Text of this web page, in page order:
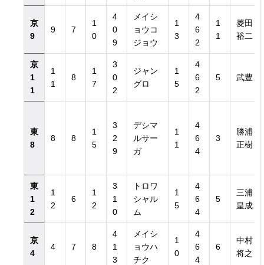
京
9
9 7
1
0
4
0
9
メイシ
ョウコ
ジョウ
1
3
4
6
2
1
1
菱田
裕二
京
1
1
1
1
8
1
7
3
0
2
ジャン
グロ
1
5
4
6
2
5 武豊
東
8
8 8
1
5
3
2
9
デシマ
ルサー
ガ
1
1
4
6
4
3
勝浦
正樹
東
1
2
1
2
6
1
2
3
1
0
トロワ
シャル
ム
1
5
4
6
4
5
三浦
皇成
京
4
4 7 8
4
1
3
メイシ
ョウハ
チク
1
0
4
6
4
6
中村
将之